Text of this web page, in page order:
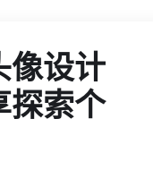
像设计
探索个